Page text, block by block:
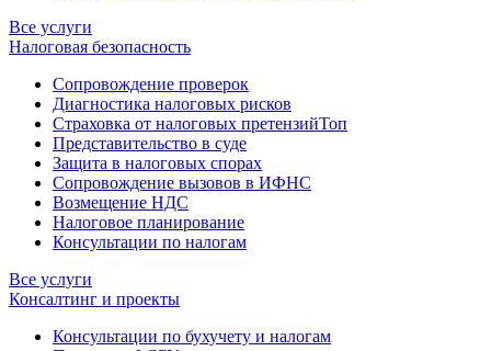
Все услуги
Налоговая безопасность
Сопровождение проверок
Диагностика налоговых рисков
Страховка от налоговых претензийТоп
Представительство в суде
Защита в налоговых спорах
Сопровождение вызовов в ИФНС
Возмещение НДС
Налоговое планирование
Консультации по налогам
Все услуги
Консалтинг и проекты
Консультации по бухучету и налогам